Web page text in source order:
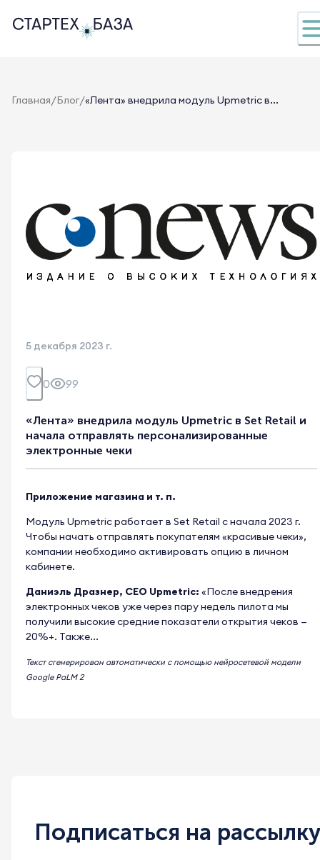
Главная/Блог/«Лента» внедрила модуль Upmetric в...
5 декабря 2023 г.
0 99
«Лента» внедрила модуль Upmetric в Set Retail и
начала отправлять персонализированные
электронные чеки
Приложение магазина и т. п.
Модуль Upmetric работает в Set Retail с начала 2023 г.
Чтобы начать отправлять покупателям «красивые чеки»,
компании необходимо активировать опцию в личном
кабинете.
Даниэль Дразнер, CEO Upmetric: «После внедрения
электронных чеков уже через пару недель пилота мы
получили высокие средние показатели открытия чеков —
20%+. Также...
Текст сгенерирован автоматически с помощью нейросетевой модели
Google PaLM 2
Подписаться на рассылку